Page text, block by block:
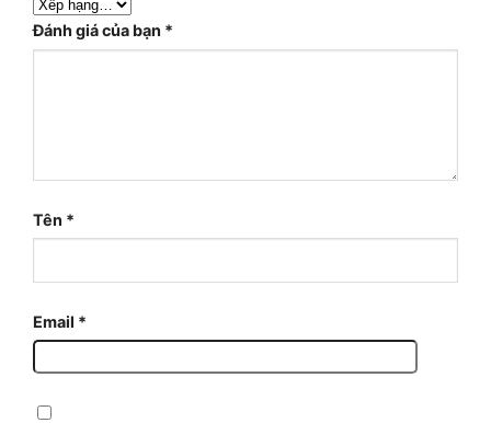
Đánh giá của bạn *
Tên *
Email *